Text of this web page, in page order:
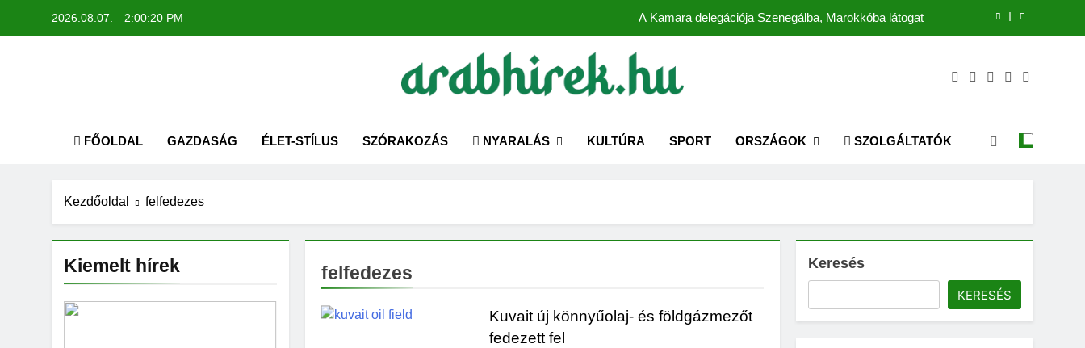
2026.08.07. 2:00:21 PM A Kamara delegációja Szenegálba, Marokkóba látogat
ARABHIREK.HU
Kapcsolódj az Arab Világhoz – Naprakész hírek magyarul!
FŐOLDAL
GAZDASÁG ÉLET-STÍLUS SZÓRAKOZÁS NYARALÁS KULTÚRA SPORT ORSZÁGOK SZOLGÁLTATÓK
Kezdőoldal felfedezes
Kiemelt hírek felfedezes
Kuvait új könnyűolaj- és földgázmezőt
fedezett fel
Keresés
KERESÉS